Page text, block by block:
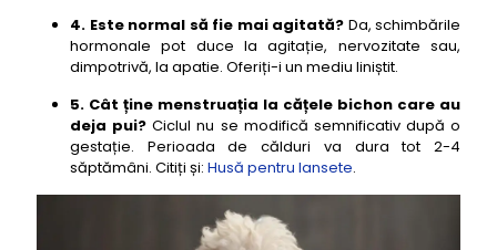
4. Este normal să fie mai agitată? Da, schimbările
hormonale pot duce la agitație, nervozitate sau,
dimpotrivă, la apatie. Oferiți-i un mediu liniștit.
5. Cât ține menstruația la cățele bichon care au
deja pui? Ciclul nu se modifică semnificativ după o
gestație. Perioada de călduri va dura tot 2-4
săptămâni. Citiți și: Husă pentru lansete.